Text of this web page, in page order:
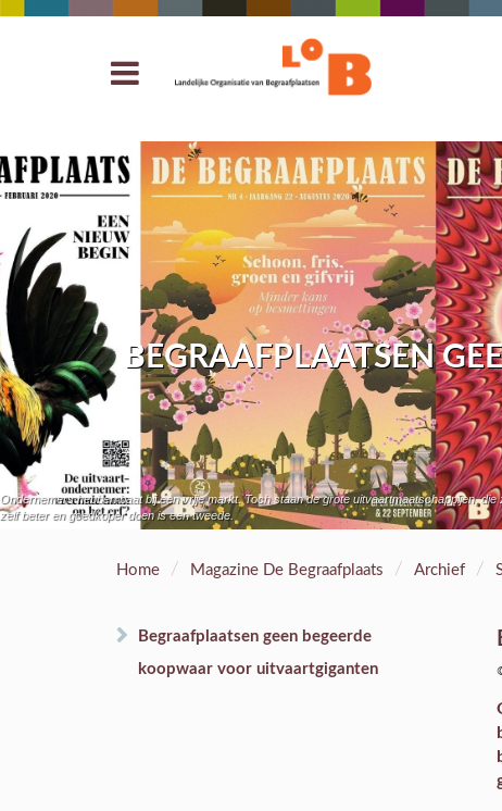
BEGRAAFPLAATSEN
Ondernemers hebben baat bij een vrije markt. Toch staan de grote uitvaartmaatschappijen,
zelf beter en goedkoper doen is een tweede.
Home / Magazine De Begraafplaats / Archief /
Begraafplaatsen geen begeerde
koopwaar voor uitvaartgiganten